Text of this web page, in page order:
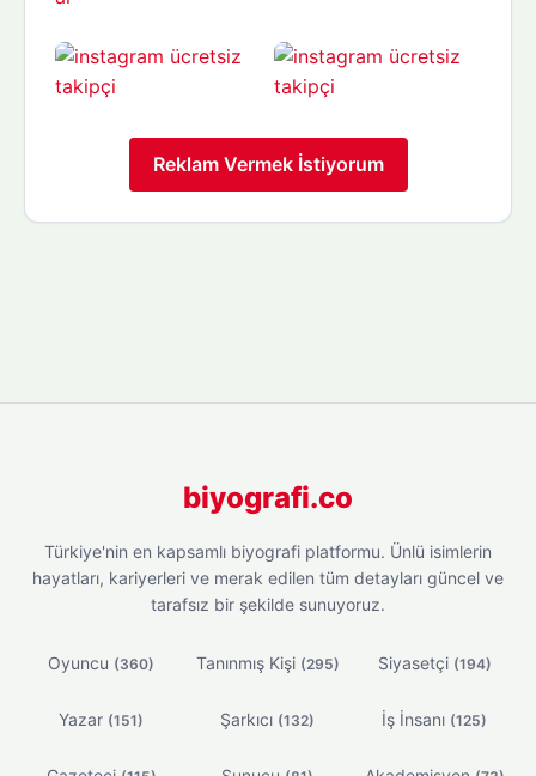
Reklam Vermek İstiyorum
biyografi.co
Türkiye'nin en kapsamlı biyografi platformu. Ünlü isimlerin
hayatları, kariyerleri ve merak edilen tüm detayları güncel ve
tarafsız bir şekilde sunuyoruz.
Oyuncu (360) Tanınmış Kişi (295) Siyasetçi (194)
Yazar (151) Şarkıcı (132) İş İnsanı (125)